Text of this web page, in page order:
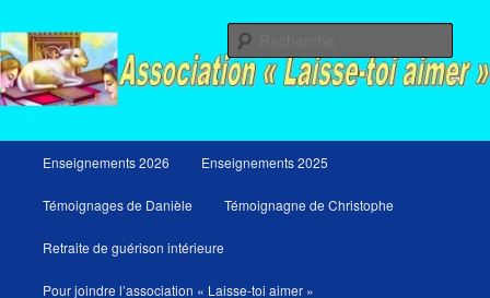
au
contenu
principal
principal
Enseignements 2026 Enseignements 2025
Témoignages de Danièle Témoignagne de Christophe
Retraite de guérison intérieure
Pour joindre l’association « Laisse-toi aimer »